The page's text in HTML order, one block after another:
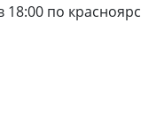
18:00 по